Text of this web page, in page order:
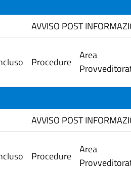
AVVISO POST
Procedure
Area
AVVISO POST
Procedure
Area